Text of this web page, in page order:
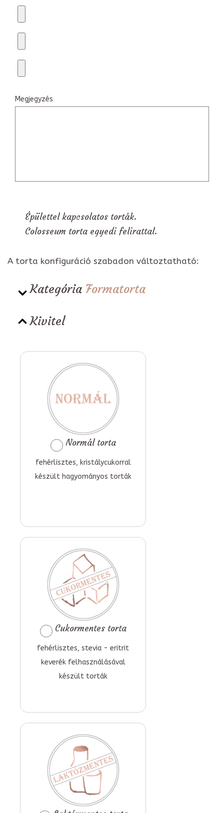
Megjegyzés
Épülettel kapcsolatos torták.
Colosseum torta egyedi felirattal.
A torta konfiguráció szabadon változtatható:
Kategória Formatorta
Kivitel
Normál torta
fehérlisztes, kristálycukorral
készült hagyományos torták
Cukormentes torta
fehérlisztes, stevia - eritrit
keverék felhasználásával
készült torták